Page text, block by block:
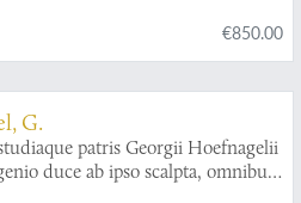
I. Chr. Weigel excudit. Plate 3.1.
€850.00
G.
patris Georgii Hoefnagelii
duce ab ipso scalpta, omnibus